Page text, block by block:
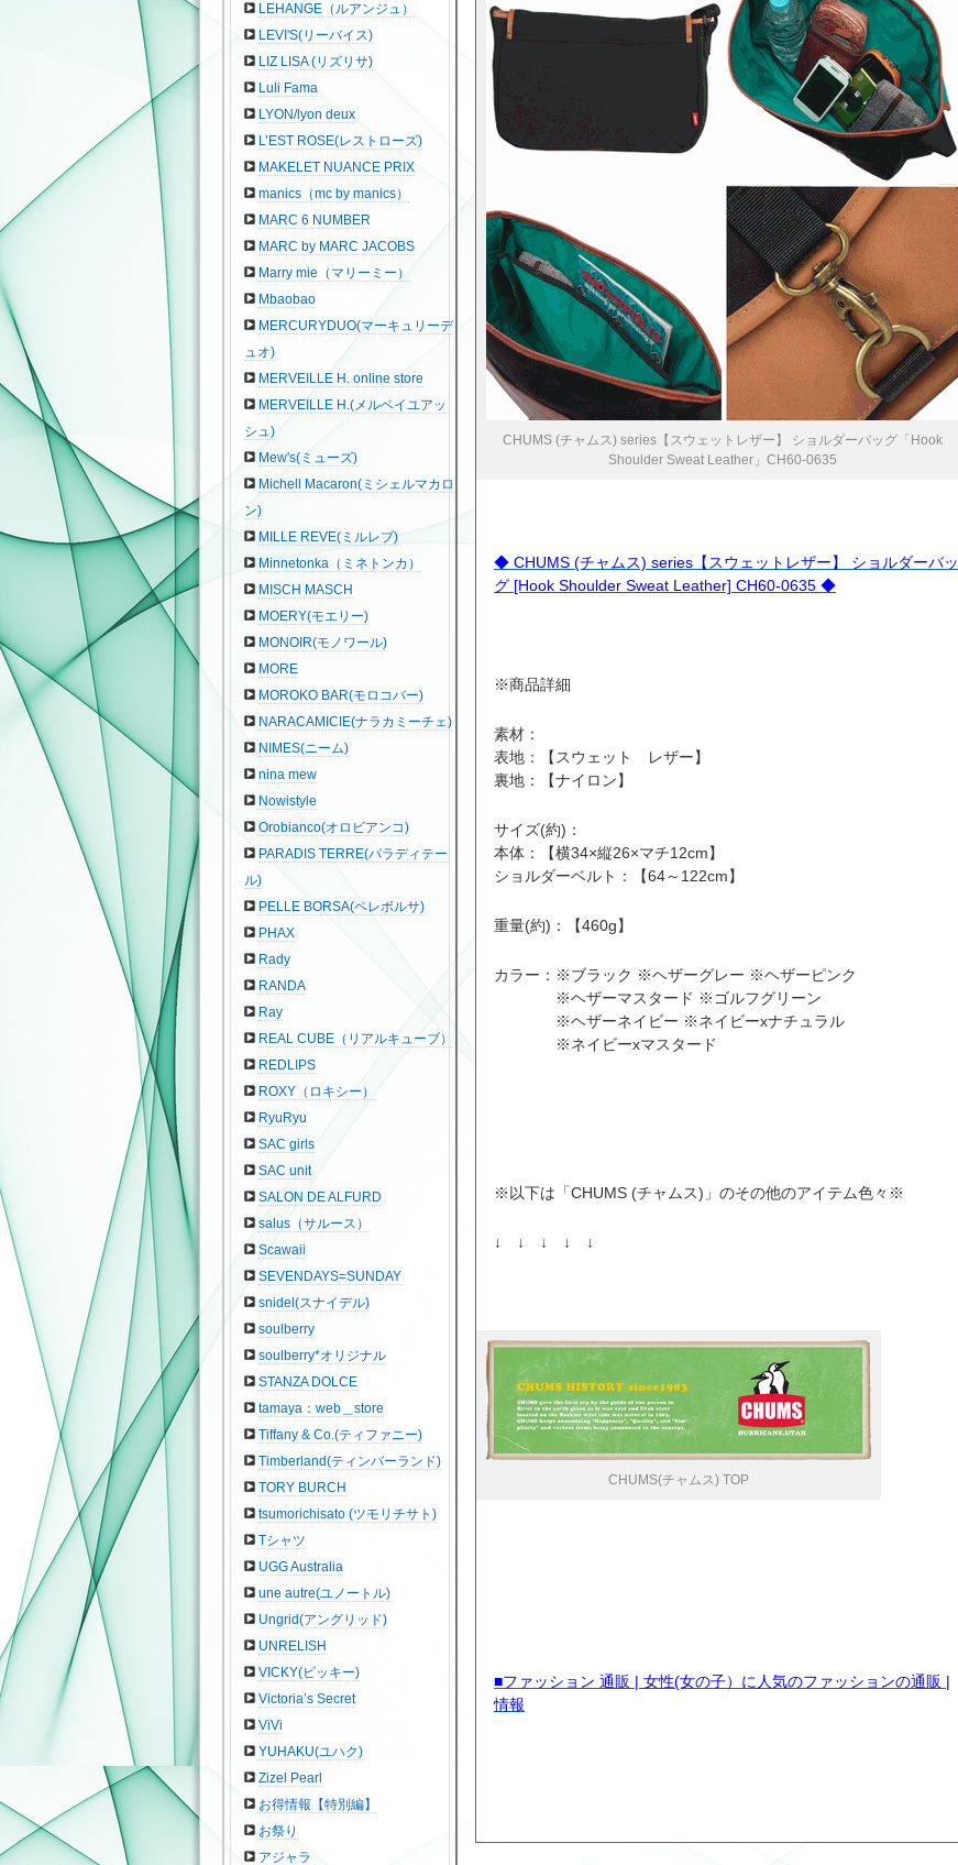
CHUMS (チャムス) series【スウェットレザー】 ショルダーバッグ「Hook
Shoulder Sweat Leather」CH60-0635
◆ CHUMS (チャムス) series【スウェットレザー】 ショルダーバッ
グ [Hook Shoulder Sweat Leather] CH60-0635 ◆
※商品詳細
素材：
表地：【スウェット レザー】
裏地：【ナイロン】
サイズ(約)：
本体：【横34×縦26×マチ12cm】
ショルダーベルト：【64～122cm】
重量(約)：【460g】
カラー：※ブラック ※ヘザーグレー ※ヘザーピンク
※ヘザーマスタード ※ゴルフグリーン
※ヘザーネイビー ※ネイビーxナチュラル
※ネイビーxマスタード
※以下は「CHUMS (チャムス)」のその他のアイテム色々※
↓ ↓ ↓ ↓ ↓
CHUMS(チャムス) TOP
■ファッション 通販 | 女性(女の子）に人気のファッションの通販 |
情報
LEHANGE（ルアンジュ）
LEVI'S(リーバイス)
LIZ LISA (リズリサ)
Luli Fama
LYON/lyon deux
L’EST ROSE(レストローズ)
MAKELET NUANCE PRIX
manics（mc by manics）
MARC 6 NUMBER
MARC by MARC JACOBS
Marry mie（マリーミー）
Mbaobao
MERCURYDUO(マーキュリーデ
ュオ)
MERVEILLE H. online store
MERVEILLE H.(メルベイユアッ
シュ)
Mew's(ミューズ)
Michell Macaron(ミシェルマカロ
ン)
MILLE REVE(ミルレブ)
Minnetonka（ミネトンカ）
MISCH MASCH
MOERY(モエリー)
MONOIR(モノワール)
MORE
MOROKO BAR(モロコバー)
NARACAMICIE(ナラカミーチェ)
NIMES(ニーム)
nina mew
Nowistyle
Orobianco(オロビアンコ)
PARADIS TERRE(パラディテー
ル)
PELLE BORSA(ペレボルサ)
PHAX
Rady
RANDA
Ray
REAL CUBE（リアルキューブ）
REDLIPS
ROXY（ロキシー）
RyuRyu
SAC girls
SAC unit
SALON DE ALFURD
salus（サルース）
Scawaii
SEVENDAYS=SUNDAY
snidel(スナイデル)
soulberry
soulberry*オリジナル
STANZA DOLCE
tamaya：web＿store
Tiffany & Co.(ティファニー)
Timberland(ティンバーランド)
TORY BURCH
tsumorichisato (ツモリチサト)
Tシャツ
UGG Australia
une autre(ユノートル)
Ungrid(アングリッド)
UNRELISH
VICKY(ビッキー)
Victoria’s Secret
ViVi
YUHAKU(ユハク)
Zizel Pearl
お得情報【特別編】
お祭り
アジャラ